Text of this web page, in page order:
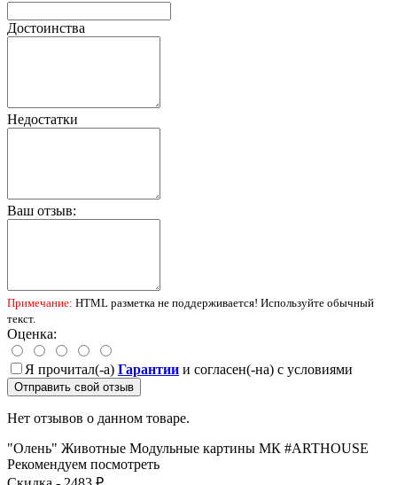
Достоинства
Недостатки
Ваш отзыв:
Примечание: HTML разметка не поддерживается! Используйте обычный
текст.
Оценка:
Я прочитал(-а) Гарантии и согласен(-на) с условиями
Отправить свой отзыв
Нет отзывов о данном товаре.
"Олень" Животные Модульные картины МК #ARTHOUSE
Рекомендуем посмотреть